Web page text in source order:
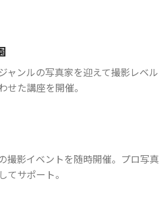
ャンルの写真家を迎えて撮影レベル
せた講座を開催。
撮影イベントを随時開催。プロ写真
てサポート。